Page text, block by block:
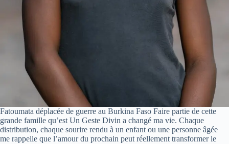
Fatoumata déplacée de guerre au Burkina Faso Faire partie de cette
grande famille qu’est Un Geste Divin a changé ma vie. Chaque
distribution, chaque sourire rendu à un enfant ou une personne âgée
me rappelle que l’amour du prochain peut réellement transformer le